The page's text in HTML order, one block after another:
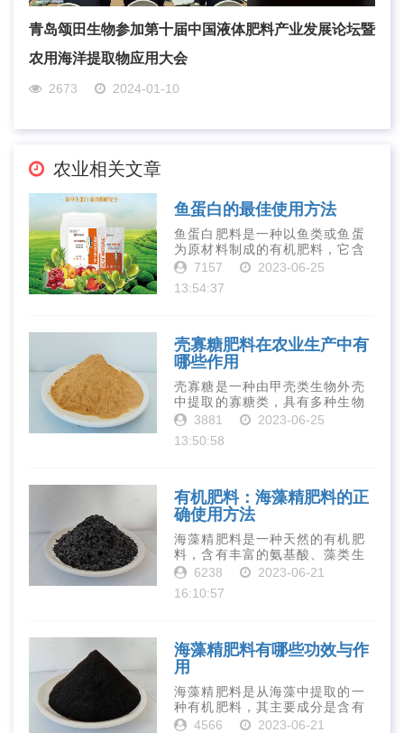
青岛颂田生物参加第十届中国液体肥料产业发展论坛暨
农用海洋提取物应用大会
2673 2024-01-10
农业相关文章
鱼蛋白的最佳使用方法
鱼蛋白肥料是一种以鱼类或鱼蛋
为原材料制成的有机肥料，它含
有丰富的营养物质，如氮、磷、
钾、钙、镁等元素以及多种微量
元素和植物生长因子。这些营养
7157
2023-06-25
13:54:37
壳寡糖肥料在农业生产中有
哪些作用
壳寡糖是一种由甲壳类生物外壳
中提取的寡糖类，具有多种生物
活性和营养价值。在农业生产
中，壳寡糖也有许多作用，特别
是作为一种新型的有机肥料，壳
3881
2023-06-25
13:50:58
有机肥料：海藻精肥料的正
确使用方法
海藻精肥料是一种天然的有机肥
料，含有丰富的氨基酸、藻类生
长素、维生素、微量元素、蛋白
质等营养物质，可以提高土壤肥
力、促进植物生长、增强植物抗
6238
2023-06-21
16:10:57
海藻精肥料有哪些功效与作
用
海藻精肥料是从海藻中提取的一
种有机肥料，其主要成分是含有
丰富的微量元素、植物生长素、
4566 2023-06-21